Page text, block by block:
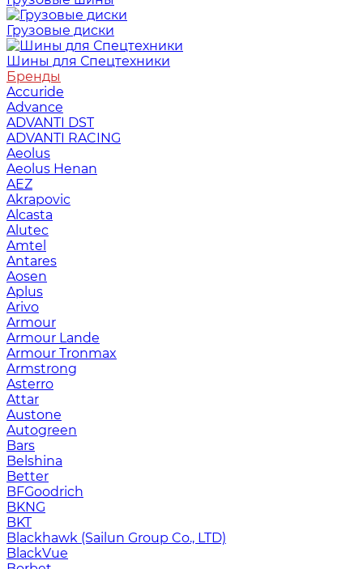
Грузовые диски
Шины для Спецтехники
Бренды
Accuride
Advance
ADVANTI DST
ADVANTI RACING
Aeolus
Aeolus Henan
AEZ
Akrapovic
Alcasta
Alutec
Amtel
Antares
Aosen
Aplus
Arivo
Armour
Armour Lande
Armour Tronmax
Armstrong
Asterro
Attar
Austone
Autogreen
Bars
Belshina
Better
BFGoodrich
BKNG
BKT
Blackhawk (Sailun Group Co., LTD)
BlackVue